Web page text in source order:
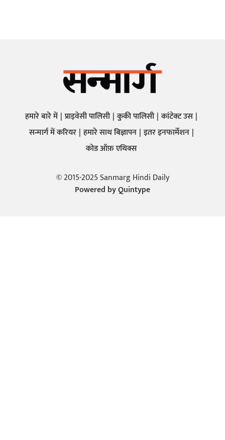
हमारे बारे में प्राइवेसी पालिसी कुकी पालिसी कांटेक्ट उस
सन्मार्ग में करियर हमारे साथ बिज्ञापन इतर इनफार्मेशन
कोड ऑफ़ एथिक्स
© 2015-2025 Sanmarg Hindi Daily
Powered byQuintype